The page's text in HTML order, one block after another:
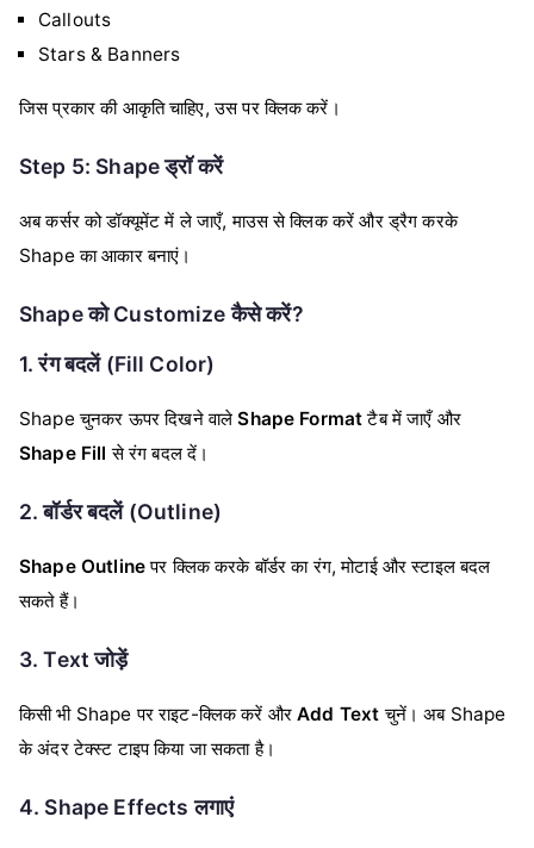
Callouts
Stars & Banners
जिस प्रकार की आकृति चाहिए, उस पर क्लिक करें।
Step 5: Shape ड्रॉ करें
अब कर्सर को डॉक्यूमेंट में ले जाएँ, माउस से क्लिक करें और ड्रैग करके
Shape का आकार बनाएं।
Shape को Customize कैसे करें?
1. रंग बदलें (Fill Color)
Shape चुनकर ऊपर दिखने वालेShape Formatटैब में जाएँ और
Shape Fill से रंग बदल दें।
2. बॉर्डर बदलें (Outline)
Shape Outlineपर क्लिक करके बॉर्डर का रंग, मोटाई और स्टाइल बदल
सकते हैं।
3. Text जोड़ें
किसी भी Shape पर राइट-क्लिक करें औरAdd Text चुनें। अब Shape
के अंदर टेक्स्ट टाइप किया जा सकता है।
4. Shape Effects लगाएं